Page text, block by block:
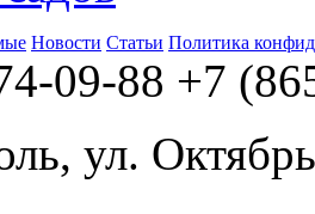
Новости Статьи Политика
09-88 +7
ул.